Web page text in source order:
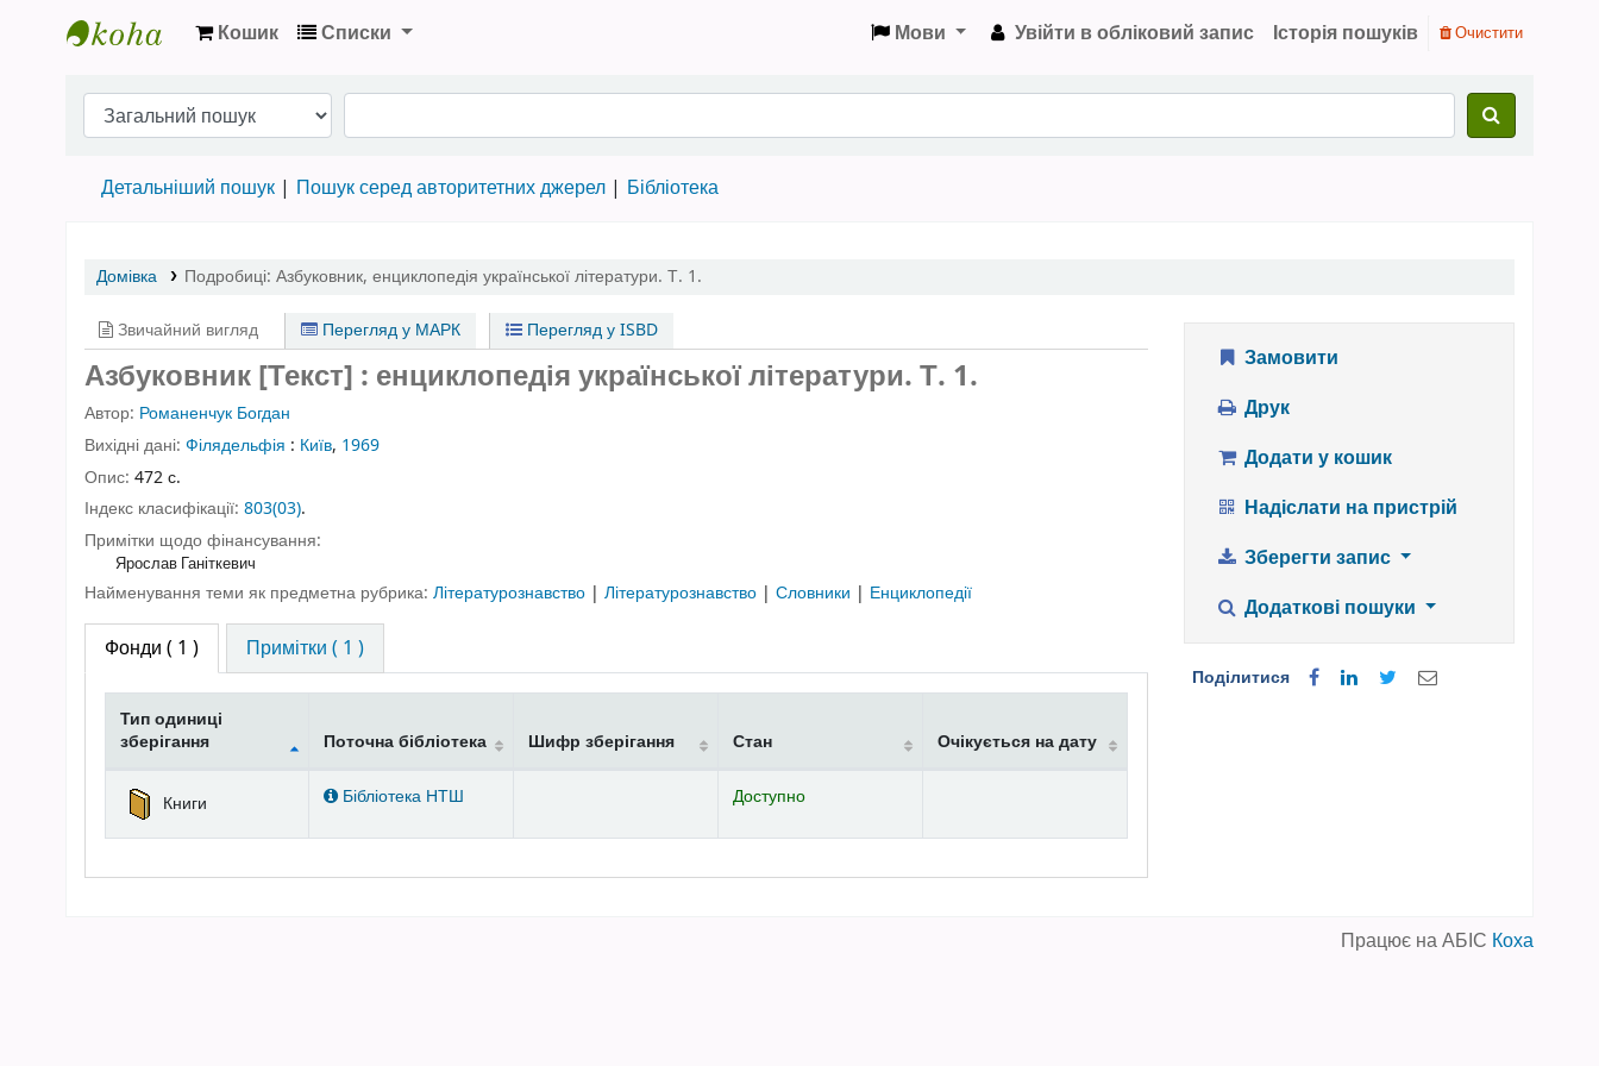
Кошик Списки Мови Увійти в обліковий запис Історія пошуків Очистити
Детальніший пошук Пошук серед авторитетних джерел Бібліотека
Домівка Подробиці: Азбуковник, енциклопедія української літератури. Т. 1.
Звичайний вигляд Перегляд у МАРК Перегляд у ISBD
Азбуковник [Текст] : енциклопедія української літератури. Т. 1.
Автор: Романенчук Богдан
Вихідні дані: Філядельфія : Київ, 1969
Опис: 472 с.
Індекс класифікації: 803(03).
Примітки щодо фінансування:
Ярослав Ганіткевич
Найменування теми як предметна рубрика: Літературознавство | Літературознавство | Словники | Енциклопедії
Фонди ( 1 ) Примітки ( 1 )
Фонди
Тип одиниці
зберігання
Поточна бібліотека Шифр зберігання Стан Очікується на дату
Книги Бібліотека НТШ Доступно
Замовити
Друк
Додати у кошик
Надіслати на пристрій
Зберегти запис
Додаткові пошуки
Поділитися
Працює на АБІС Коха